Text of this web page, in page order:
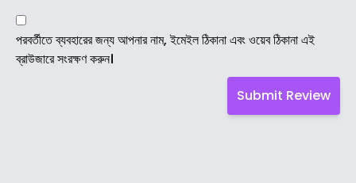
পরবর্তীতে ব্যবহারের জন্য আপনার নাম, ইমেইল ঠিকানা এবং ওয়েব ঠিকানা এই
ব্রাউজারে সংরক্ষণ করুন।